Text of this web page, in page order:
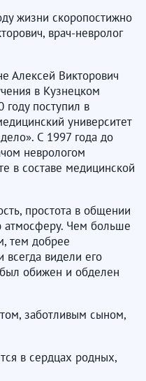
жизни скоропостижно
врач-невролог
Алексей Викторович
в Кузнецком
поступил в
университет
С 1997 года до
неврологом
в составе медицинской
простота в общении
атмосферу. Чем больше
тем добрее
всегда видели его
обижен и обделен
заботливым сыном,
в сердцах родных,